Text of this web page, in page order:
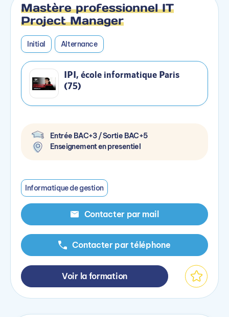
Mastère professionnel IT
Project Manager
Initial Alternance
IPI, école informatique Paris
(75)
Entrée BAC+3 / Sortie BAC+5
Enseignement en presentiel
Informatique de gestion
Contacter par mail
Contacter par téléphone
Voir la formation